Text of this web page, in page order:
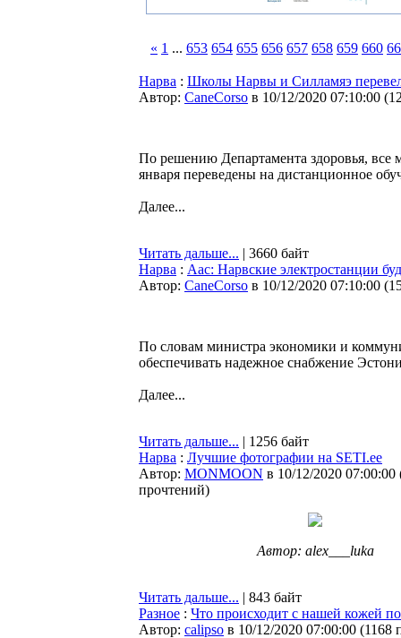
« 1 ... 653 654 655 656 657 658 659 660
Нарва : Школы Нарвы и Силламяэ
Автор: CaneCorso в 10/12/2020 07:10:00 (
По решению Департамента здоровья,
января переведены на дистанционное
Далее...
Читать дальше... | 3660 байт
Нарва : Аас: Нарвские электростанции
Автор: CaneCorso в 10/12/2020 07:10:00 (
По словам министра экономики и
обеспечивать надежное снабжение
Далее...
Читать дальше... | 1256 байт
Нарва : Лучшие фотографии на SETI.ee
Автор: MONMOON в 10/12/2020 07:00:00
прочтений)
Автор: alex___luka
Читать дальше... | 843 байт
Разное : Что происходит с нашей кожей
Автор: calipso в 10/12/2020 07:00:00 (1168